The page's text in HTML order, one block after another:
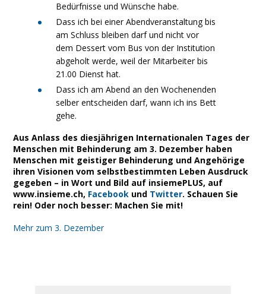
Bedürfnisse und Wünsche habe.
Dass ich bei einer Abendveranstaltung bis
am Schluss bleiben darf und nicht vor
dem Dessert vom Bus von der Institution
abgeholt werde, weil der Mitarbeiter bis
21.00 Dienst hat.
Dass ich am Abend an den Wochenenden
selber entscheiden darf, wann ich ins Bett
gehe.
Aus Anlass des diesjährigen Internationalen Tages der
Menschen mit Behinderung am 3. Dezember haben
Menschen mit geistiger Behinderung und Angehörige
ihren Visionen vom selbstbestimmten Leben Ausdruck
gegeben – in Wort und Bild auf insiemePLUS, auf
www.insieme.ch, Facebook und Twitter. Schauen Sie
rein! Oder noch besser: Machen Sie mit!
Mehr zum 3. Dezember